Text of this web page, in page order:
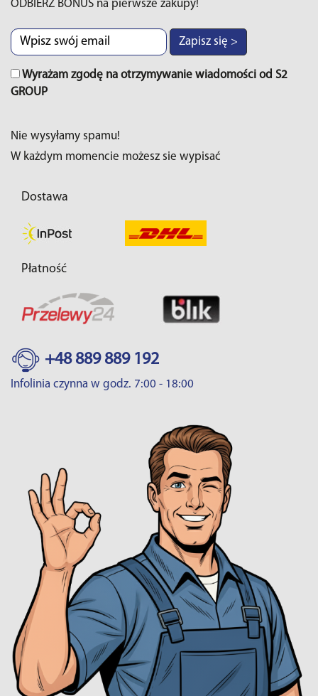
ODBIERZ BONUS na pierwsze zakupy!
Zapisz się >
Wyrażam zgodę na otrzymywanie wiadomości od S2
GROUP
Nie wysyłamy spamu!
W każdym momencie możesz sie wypisać
Dostawa
Płatność
+48 889 889 192
Infolinia czynna w godz. 7:00 - 18:00